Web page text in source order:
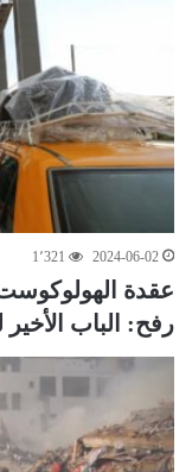
2024-06-02 1٬321
عقدة
رفح: الباب الأخير